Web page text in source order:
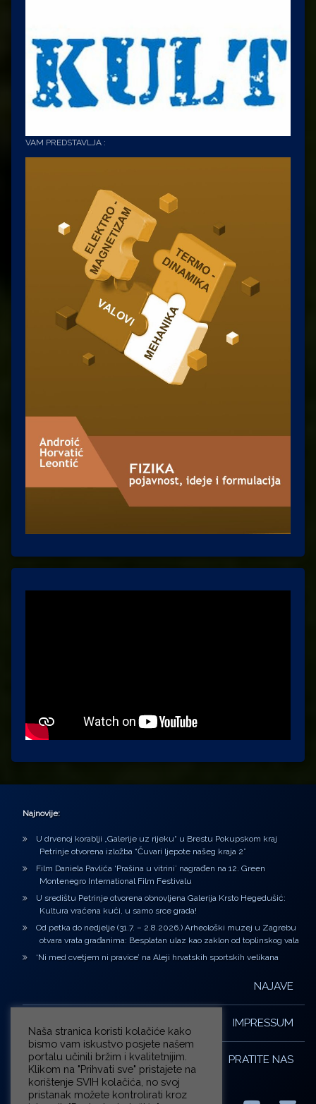
VAM PREDSTAVLJA :
Najnovije:
U drvenoj korablji „Galerije uz rijeku“ u Brestu Pokupskom kraj
Petrinje otvorena izložba “Čuvari ljepote našeg kraja 2”
Film Daniela Pavlića ‘Prašina u vitrini’ nagrađen na 12. Green
Montenegro International Film Festivalu
U središtu Petrinje otvorena obnovljena Galerija Krsto Hegedušić:
Kultura vraćena kući, u samo srce grada!
Od petka do nedjelje (31.7. – 2.8.2026.) Arheološki muzej u Zagrebu
otvara vrata građanima: Besplatan ulaz kao zaklon od toplinskog vala
‘Ni med cvetjem ni pravice’ na Aleji hrvatskih sportskih velikana
NAJAVE
IMPRESSUM
PRATITE NAS
Naša stranica koristi kolačiće kako
bismo vam iskustvo posjete našem
portalu učinili bržim i kvalitetnijim.
Klikom na "Prihvati sve" pristajete na
korištenje SVIH kolačića, no svoj
pristanak možete kontrolirati kroz